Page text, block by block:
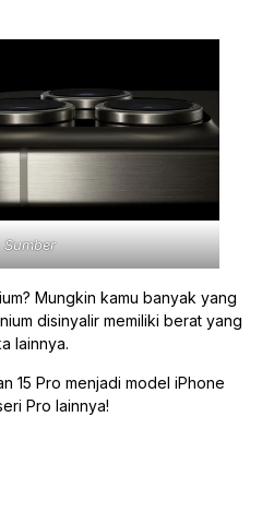
Sumber
Mungkin kamu banyak yang
disinyalir memiliki berat yang
lainnya.
15 Pro menjadi model iPhone
Pro lainnya!